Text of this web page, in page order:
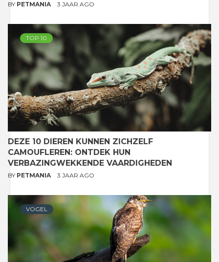
BY PETMANIA 3 JAAR AGO
TOP 10
DEZE 10 DIEREN KUNNEN ZICHZELF
CAMOUFLEREN: ONTDEK HUN
VERBAZINGWEKKENDE VAARDIGHEDEN
BY PETMANIA 3 JAAR AGO
VOGEL